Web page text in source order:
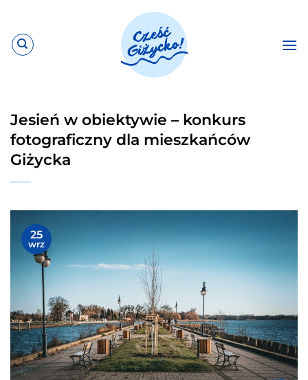
zawartości
Jesień w obiektywie – konkurs
fotograficzny dla mieszkańców
Giżycka
25
wrz